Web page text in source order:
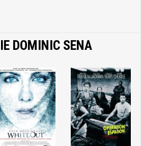
DOMINIC SENA